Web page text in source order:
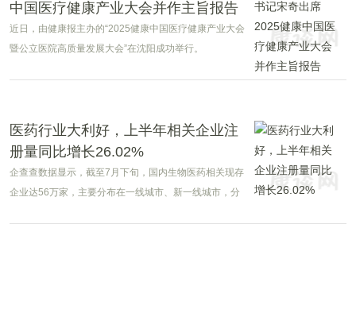
中国医疗健康产业大会并作主旨报告
近日，由健康报主办的“2025健康中国医疗健康产业大会
暨公立医院高质量发展大会”在沈阳成功举行。
医药行业大利好，上半年相关企业注
册量同比增长26.02%
企查查数据显示，截至7月下旬，国内生物医药相关现存
企业达56万家，主要分布在一线城市、新一线城市，分